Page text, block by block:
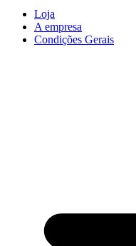
Loja
A empresa
Condições Gerais